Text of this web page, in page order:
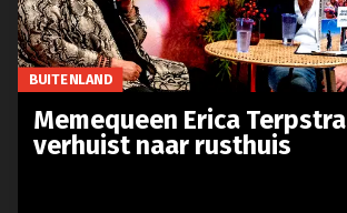
BUITENLAND
Memequeen Erica Terpstra
verhuist naar rusthuis